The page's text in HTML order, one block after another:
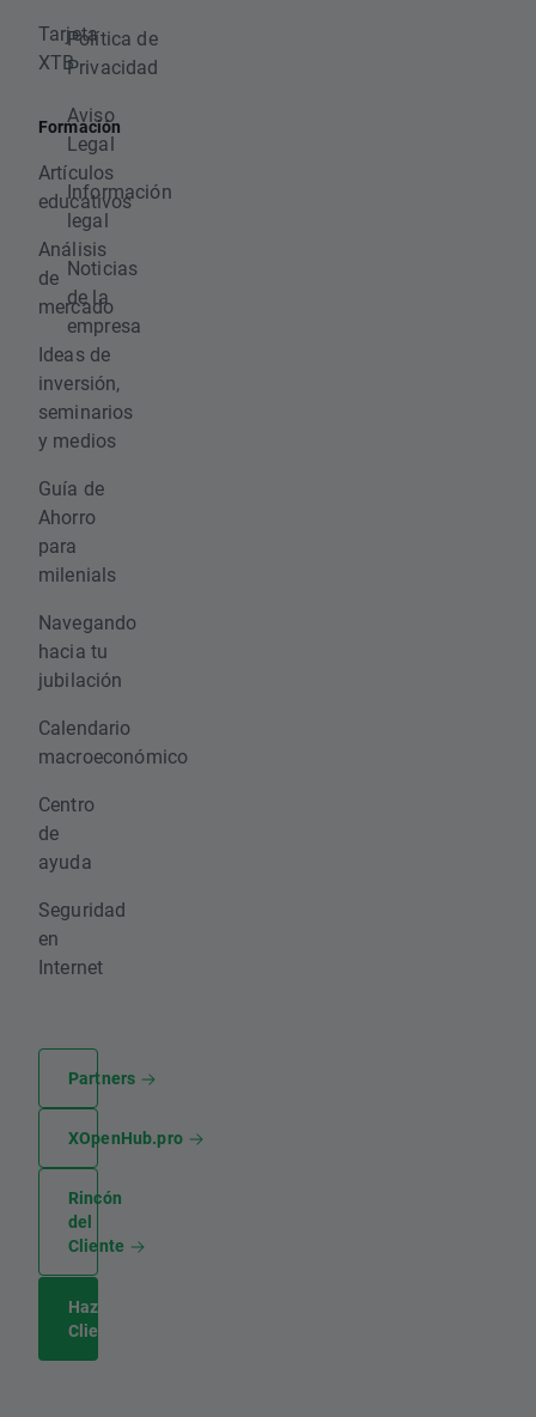
Tarjeta
XTB
Formación
Artículos
educativos
Análisis
de
mercado
Ideas de
inversión,
seminarios
y medios
Guía de
Ahorro
para
milenials
Navegando
hacia tu
jubilación
Calendario
macroeconómico
Centro
de
ayuda
Seguridad
en
Internet
Política de
Privacidad
Aviso
Legal
Información
legal
Noticias
de la
empresa
Partners
XOpenHub.pro
Rincón
del
Cliente
Hazte
Cliente